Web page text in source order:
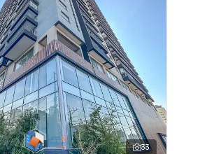
interessados e tendo como
rápido. Contamos também com
preparada para
33